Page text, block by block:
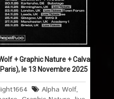
+ Graphic Nature + Calva
le 13 Novembre 2025
Alpha Wolf,